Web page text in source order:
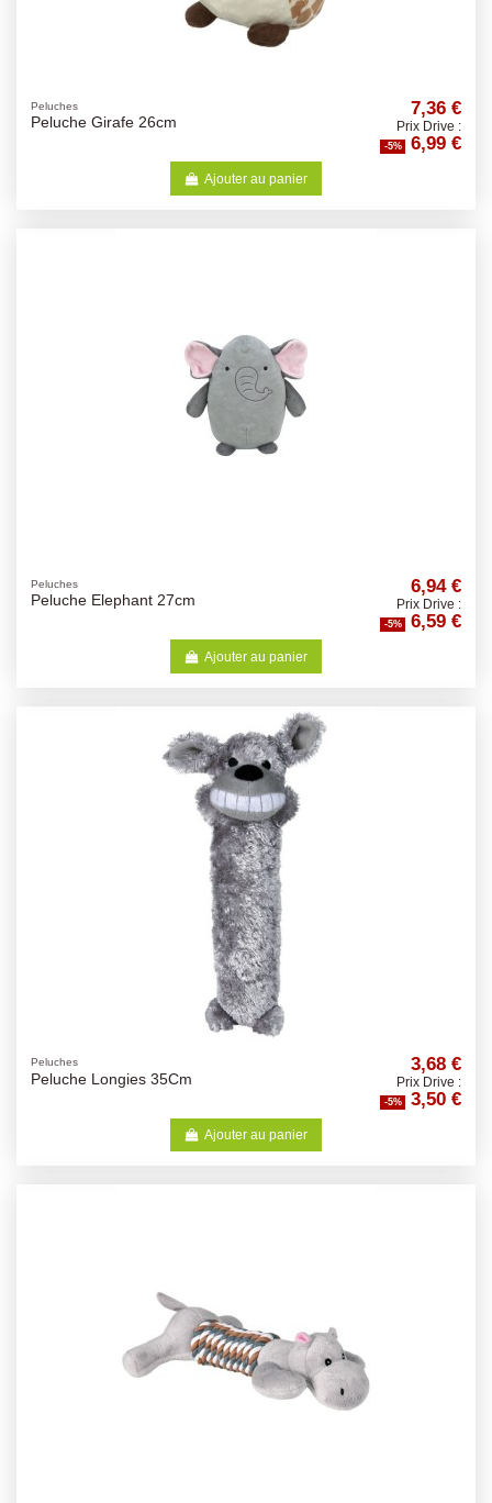
Peluches
Peluche Girafe 26cm
7,36 €
Prix Drive :
-5% 6,99 €
Ajouter au panier
Peluches
Peluche Elephant 27cm
6,94 €
Prix Drive :
-5% 6,59 €
Ajouter au panier
Peluches
Peluche Longies 35Cm
3,68 €
Prix Drive :
-5% 3,50 €
Ajouter au panier